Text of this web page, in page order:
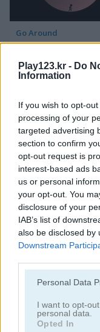
Play123.kr - Do
Information
If you wish to opt-
processing of your
targeted advertising
section to confirm
opt-out request is
interest-based ads
us or personal
your opt-out. You
disclosure of your
IAB’s list of
also be disclosed by
Downstream
Please note that
not limited to your
grant or deny
Personal Data
I want to opt-
personal data.
Opted In
Go Around
Tower Fall
음악